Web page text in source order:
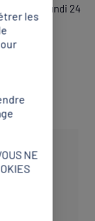
avant le lundi 24
les
NE